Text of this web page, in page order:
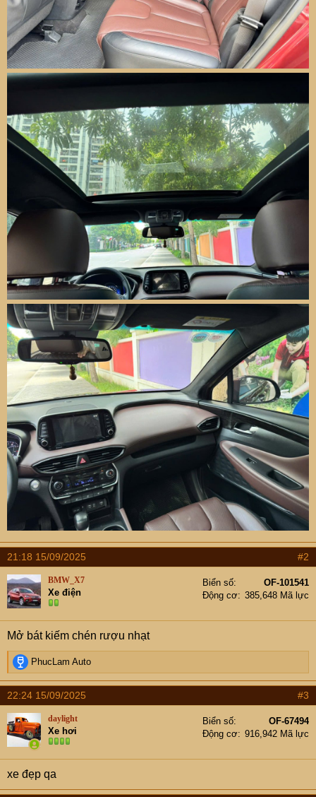
21:18 15/09/2025 #2
BMW_X7
Xe điện
Biển số
OF-101541
Động cơ
385,648 Mã lực
Mở bát kiếm chén rượu nhạt
R
e
a
c
t
i
o
n
s
:
PhucLam Auto
22:24 15/09/2025 #3
daylight
Xe hơi
Biển số
OF-67494
Động cơ
916,942 Mã lực
xe đẹp qa